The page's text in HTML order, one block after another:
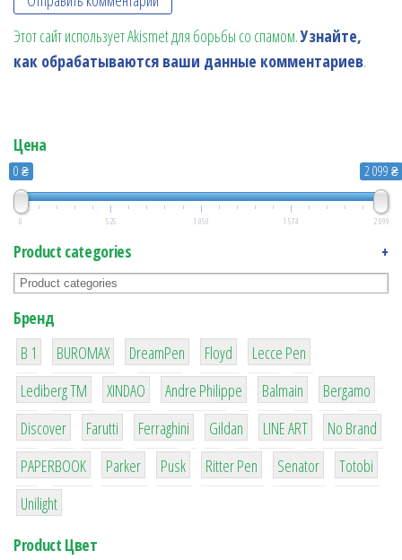
Этот сайт использует Akismet для борьбы со спамом.Узнайте,
как обрабатываются ваши данные комментариев.
Цена
0 ₴ 2 099 ₴
0 525 1 050 1 574 2 099
Product categories +
Бренд
B 1
1
BUROMAX
1
DreamPen
2
Floyd
2
Lecce Pen
3
Lediberg ТМ
3
XINDAO
1
Andre Philippe
4
Balmain
26
Bergamo
64
Discover
299
Farutti
4
Ferraghini
42
Gildan
4
LINE ART
90
No Brand
8
PAPERBOOK
6
Parker
2
Pusk
22
Ritter Pen
15
Senator
43
Totobi
1
Unilight
Product Цвет